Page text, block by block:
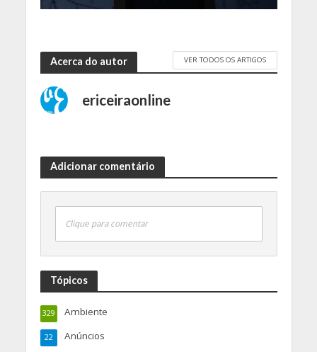
Acerca do autor VER TODOS OS ARTIGOS
ericeiraonline
Adicionar comentário
Clique para comentar
Tópicos
Ambiente
329
Anúncios
22